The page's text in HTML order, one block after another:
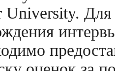
University. Для